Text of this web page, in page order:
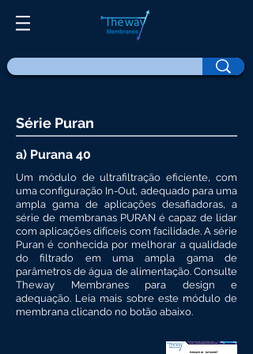
Série Puran
a) Purana 40
Um módulo de ultrafiltração eficiente, com
uma configuração In-Out, adequado para uma
ampla gama de aplicações desafiadoras, a
série de membranas PURAN é capaz de lidar
com aplicações difíceis com facilidade. A série
Puran é conhecida por melhorar a qualidade
do filtrado em uma ampla gama de
parâmetros de água de alimentação. Consulte
Theway Membranes para design e
adequação. Leia mais sobre este módulo de
membrana clicando no botão abaixo.